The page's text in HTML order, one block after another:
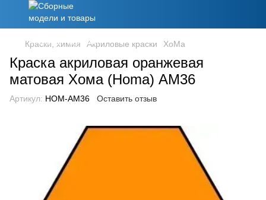
Краски, химия Акриловые краски ХоМа
Краска акриловая оранжевая
матовая Хома (Homa) АМ36
Артикул: HOM-AM36 Оставить отзыв